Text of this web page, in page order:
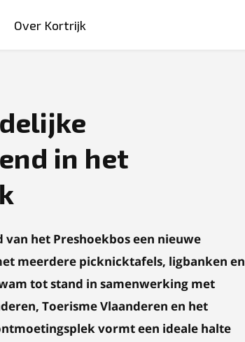
Over Kortrijk
in het
het Preshoekbos een nieuwe
meerdere picknicktafels, ligbanken en
tot stand in samenwerking met
Toerisme Vlaanderen en het
vormt een ideale halte